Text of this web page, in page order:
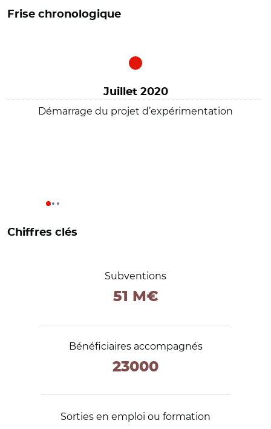
Frise chronologique
Juillet 2020
Démarrage du projet d’expérimentation
Chiffres clés
Subventions
51 M€
Bénéficiaires accompagnés
23000
Sorties en emploi ou formation